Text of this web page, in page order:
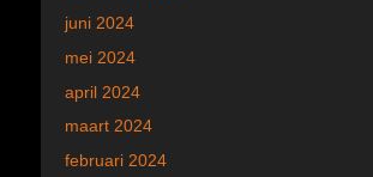
juni 2024
mei 2024
april 2024
maart 2024
februari 2024